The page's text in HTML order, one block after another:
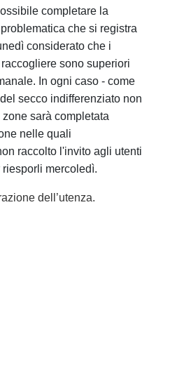
completare la
che si registra
considerato che i
sono superiori
In ogni caso - come
secco indifferenziato non
sarà completata
nelle quali
raccolto l'invito agli utenti
mercoledì.
dell’utenza.